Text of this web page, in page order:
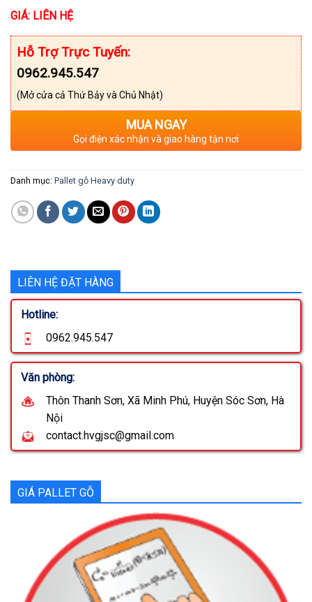
GIÁ: LIÊN HỆ
Hỗ Trợ Trực Tuyến:
0962.945.547
(Mở cửa cả Thứ Bảy và Chủ Nhật)
MUA NGAY
Gọi điện xác nhận và giao hàng tận nơi
Danh mục: Pallet gỗ Heavy duty
LIÊN HỆ ĐẶT HÀNG
Hotline:
0962.945.547
Văn phòng:
Thôn Thanh Sơn, Xã Minh Phú, Huyện Sóc Sơn, Hà
Nội
contact.hvgjsc@gmail.com
GIÁ PALLET GỖ